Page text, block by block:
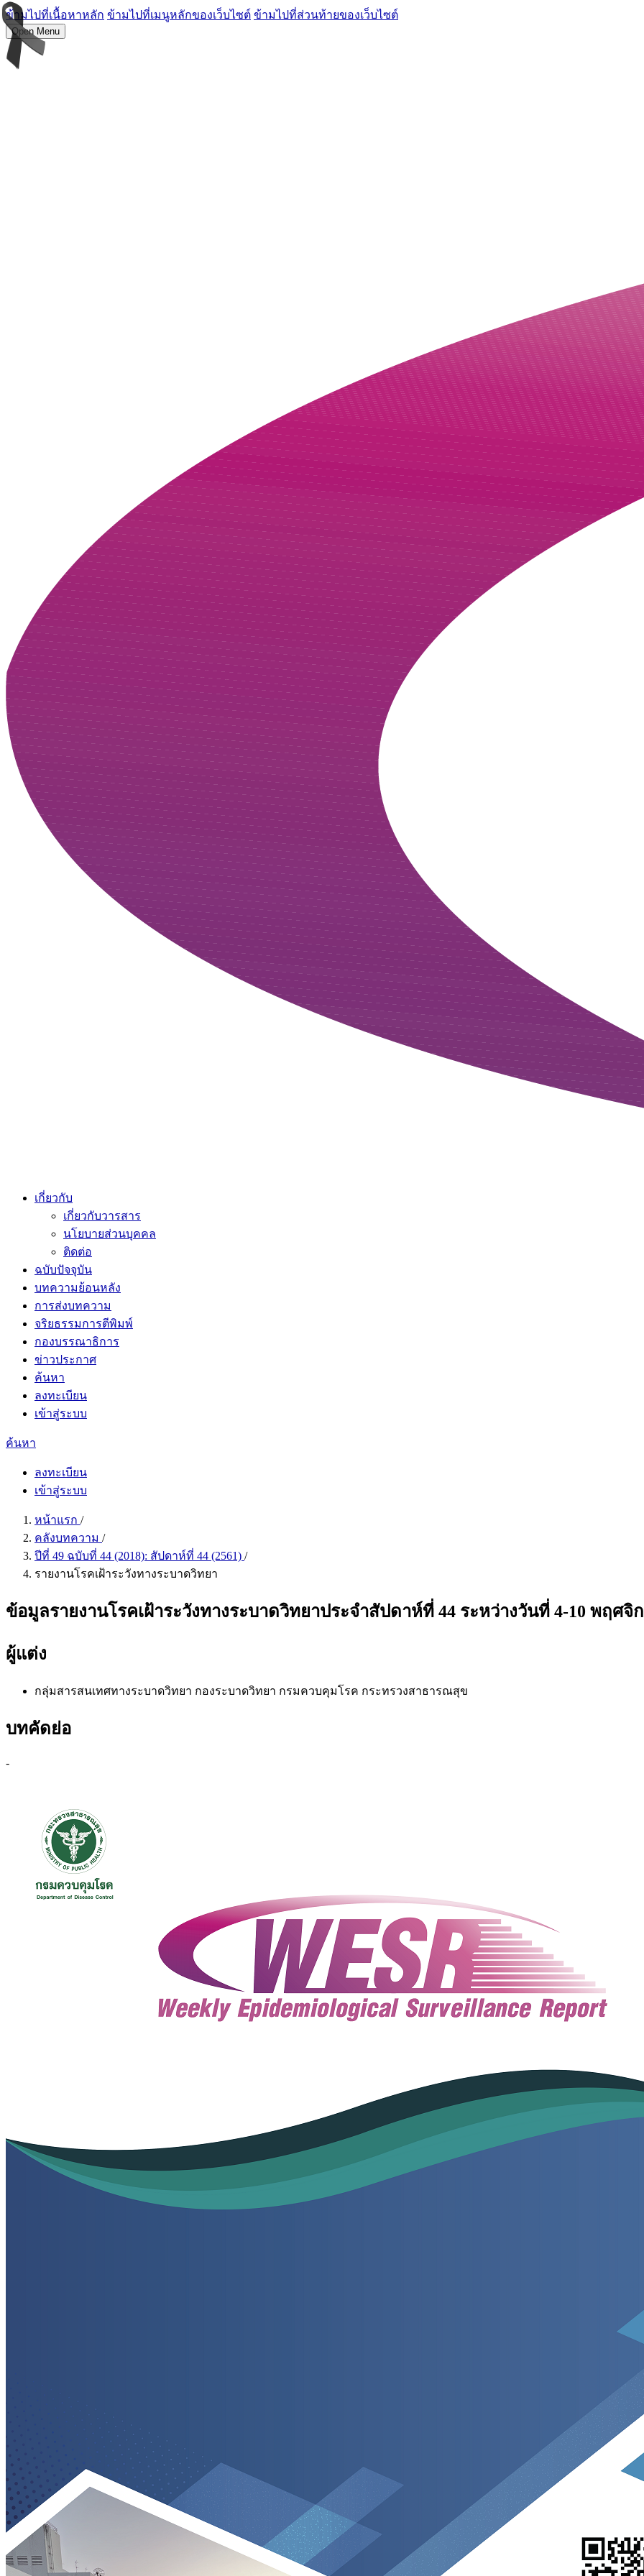
ข้ามไปที่เนื้อหาหลัก ข้ามไปที่เมนูหลักของเว็บไซต์ ข้ามไปที่ส่วนท้ายของเว็บไซต์
Open Menu
เกี่ยวกับ
เกี่ยวกับวารสาร
นโยบายส่วนบุคคล
ติดต่อ
ฉบับปัจจุบัน
บทความย้อนหลัง
การส่งบทความ
จริยธรรมการตีพิมพ์
กองบรรณาธิการ
ข่าวประกาศ
ค้นหา
ลงทะเบียน
เข้าสู่ระบบ
ค้นหา
ลงทะเบียน
เข้าสู่ระบบ
หน้าแรก /
คลังบทความ /
ปีที่ 49 ฉบับที่ 44 (2018): สัปดาห์ที่ 44 (2561) /
รายงานโรคเฝ้าระวังทางระบาดวิทยา
ข้อมูลรายงานโรคเฝ้าระวังทางระบาดวิทยาประจำสัปดาห์ที่ 44 ระหว่างวันที่ 4-10 พฤศจิก
ผู้แต่ง
กลุ่มสารสนเทศทางระบาดวิทยา กองระบาดวิทยา กรมควบคุมโรค กระทรวงสาธารณสุข
บทคัดย่อ
-